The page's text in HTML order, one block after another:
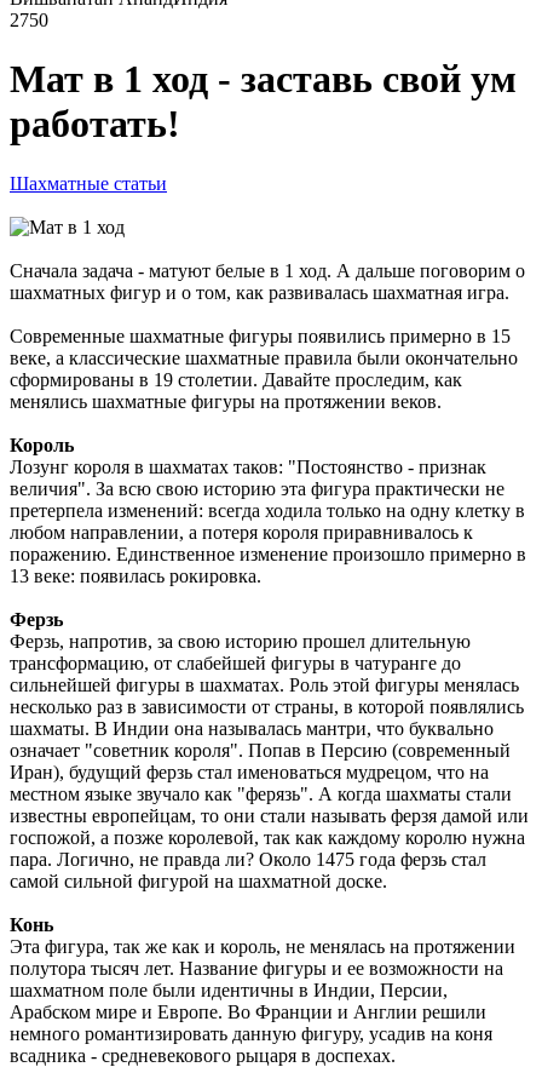
2750
Мат в 1 ход - заставь свой ум
работать!
Шахматные статьи
Сначала задача - матуют белые в 1 ход. А дальше поговорим о
шахматных фигур и о том, как развивалась шахматная игра.
Современные шахматные фигуры появились примерно в 15
веке, а классические шахматные правила были окончательно
сформированы в 19 столетии. Давайте проследим, как
менялись шахматные фигуры на протяжении веков.
Король
Лозунг короля в шахматах таков: "Постоянство - признак
величия". За всю свою историю эта фигура практически не
претерпела изменений: всегда ходила только на одну клетку в
любом направлении, а потеря короля приравнивалось к
поражению. Единственное изменение произошло примерно в
13 веке: появилась рокировка.
Ферзь
Ферзь, напротив, за свою историю прошел длительную
трансформацию, от слабейшей фигуры в чатуранге до
сильнейшей фигуры в шахматах. Роль этой фигуры менялась
несколько раз в зависимости от страны, в которой появлялись
шахматы. В Индии она называлась мантри, что буквально
означает "советник короля". Попав в Персию (современный
Иран), будущий ферзь стал именоваться мудрецом, что на
местном языке звучало как "ферязь". А когда шахматы стали
известны европейцам, то они стали называть ферзя дамой или
госпожой, а позже королевой, так как каждому королю нужна
пара. Логично, не правда ли? Около 1475 года ферзь стал
самой сильной фигурой на шахматной доске.
Конь
Эта фигура, так же как и король, не менялась на протяжении
полутора тысяч лет. Название фигуры и ее возможности на
шахматном поле были идентичны в Индии, Персии,
Арабском мире и Европе. Во Франции и Англии решили
немного романтизировать данную фигуру, усадив на коня
всадника - средневекового рыцаря в доспехах.